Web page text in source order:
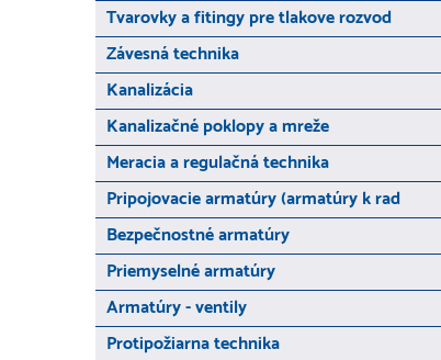
Tvarovky a fitingy pre tlakove rozvod
Závesná technika
Kanalizácia
Kanalizačné poklopy a mreže
Meracia a regulačná technika
Pripojovacie armatúry (armatúry k rad
Bezpečnostné armatúry
Priemyselné armatúry
Armatúry - ventily
Protipožiarna technika